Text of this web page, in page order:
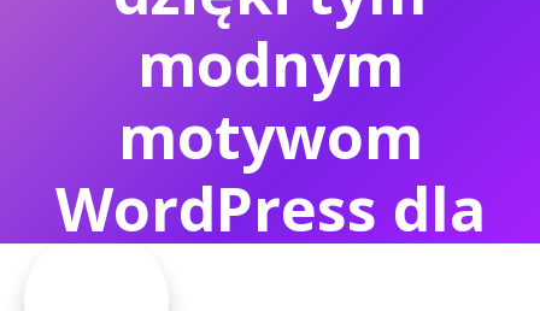
modnym
motywom
WordPress dla